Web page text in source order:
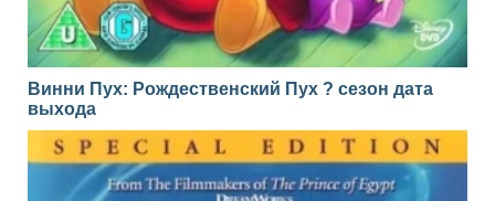
Винни Пух: Рождественский Пух ? сезон дата
выхода